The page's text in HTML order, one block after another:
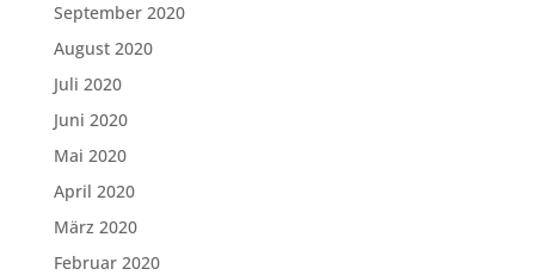
September 2020
August 2020
Juli 2020
Juni 2020
Mai 2020
April 2020
März 2020
Februar 2020